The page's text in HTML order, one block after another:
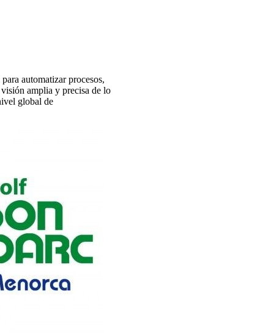
automatizar procesos,
amplia y precisa de lo
global de